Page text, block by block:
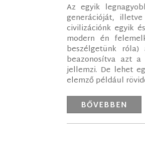
Az egyik
generációját,
civilizációnk egyik
modern én
beszélgetünk róla)
beazonosítva azt
jellemzi. De lehet
elemző például
BŐVEBBEN